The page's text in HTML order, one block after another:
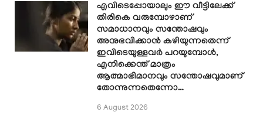
എവിടെപ്പോയാലും ഈ വീട്ടിലേക്ക്
തിരികെ വരുമ്പോഴാണ്
സമാധാനവും സന്തോഷവും
അനുഭവിക്കാൻ കഴിയുന്നതെന്ന്
ഇവിടെയുള്ളവർ പറയുമ്പോൾ,
എനിക്കെന്ത് മാത്രം
ആത്മാഭിമാനവും സന്തോഷവുമാണ്
തോന്നുന്നതെന്നോ…
6 August 2026